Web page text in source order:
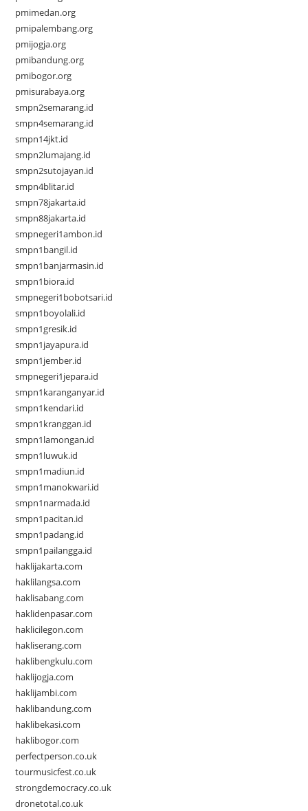
pmimedan.org
pmipalembang.org
pmijogja.org
pmibandung.org
pmibogor.org
pmisurabaya.org
smpn2semarang.id
smpn4semarang.id
smpn14jkt.id
smpn2lumajang.id
smpn2sutojayan.id
smpn4blitar.id
smpn78jakarta.id
smpn88jakarta.id
smpnegeri1ambon.id
smpn1bangil.id
smpn1banjarmasin.id
smpn1biora.id
smpnegeri1bobotsari.id
smpn1boyolali.id
smpn1gresik.id
smpn1jayapura.id
smpn1jember.id
smpnegeri1jepara.id
smpn1karanganyar.id
smpn1kendari.id
smpn1kranggan.id
smpn1lamongan.id
smpn1luwuk.id
smpn1madiun.id
smpn1manokwari.id
smpn1narmada.id
smpn1pacitan.id
smpn1padang.id
smpn1pailangga.id
haklijakarta.com
haklilangsa.com
haklisabang.com
haklidenpasar.com
haklicilegon.com
hakliserang.com
haklibengkulu.com
haklijogja.com
haklijambi.com
haklibandung.com
haklibekasi.com
haklibogor.com
perfectperson.co.uk
tourmusicfest.co.uk
strongdemocracy.co.uk
dronetotal.co.uk